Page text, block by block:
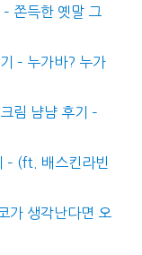
쫀득한 옛말 그
– 누가바? 누가
림 냠냠 후기 –
– (ft. 배스킨라빈
가 생각난다면 오